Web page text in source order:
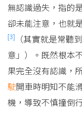
無認識過失，指的
卻未能注意，也就
[3]
（其實就是常聽
意」）。既然根本
果完全沒有認識，
駛開車時明知不能
機，導致不慎撞倒